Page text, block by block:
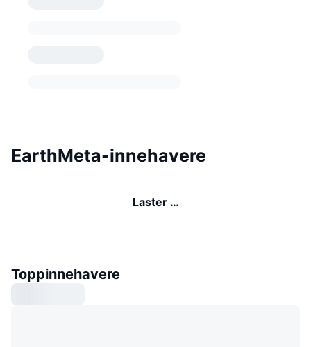
EarthMeta-innehavere
Laster …
Toppinnehavere